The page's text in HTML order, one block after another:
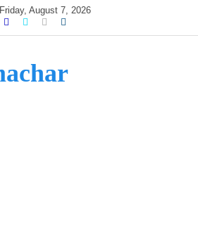
Friday, August 7, 2026